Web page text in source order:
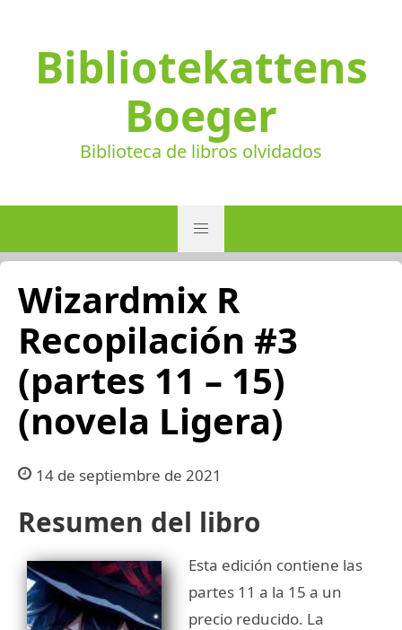
Bibliotekattens
Boeger
Biblioteca de libros olvidados
Wizardmix R
Recopilación #3
(partes 11 – 15)
(novela Ligera)
14 de septiembre de 2021
Resumen del libro
Esta edición contiene las
partes 11 a la 15 a un
precio reducido. La